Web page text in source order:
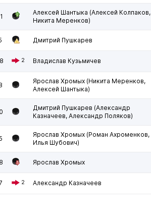
Алексей Шантыка (Алексей Колпаков,
Никита Меренков)
Дмитрий Пушкарев
2 Владислав Кузьмичев
Ярослав Хромых (Никита Меренков,
Алексей Шантыка)
Дмитрий Пушкарев (Александр
Казначеев, Александр Поляков)
Ярослав Хромых (Роман Ахроменков,
Илья Шубович)
Ярослав Хромых
2 Александр Казначеев